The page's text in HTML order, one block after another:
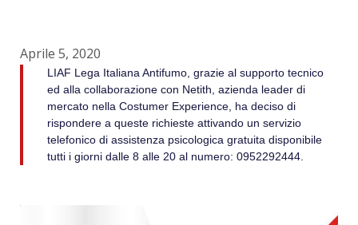
Aprile 5, 2020
LIAF Lega Italiana Antifumo, grazie al supporto tecnico
ed alla collaborazione con Netith, azienda leader di
mercato nella Costumer Experience, ha deciso di
rispondere a queste richieste attivando un servizio
telefonico di assistenza psicologica gratuita disponibile
tutti i giorni dalle 8 alle 20 al numero: 0952292444.